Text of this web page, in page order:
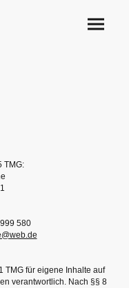
TMG:
580
TMG für eigene Inhalte auf
verantwortlich. Nach §§ 8